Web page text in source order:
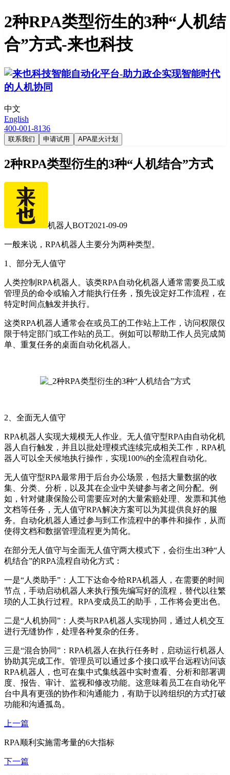
2种RPA类型衍生的3种“人机结
合”方式-来也科技
中文
English
400-001-8136
联系我们 申请试用 APA星火计划
2种RPA类型衍生的3种“人机结合”方式
机器人BOT2021-09-09
一般来说，RPA机器人主要分为两种类型。
1、部分无人值守
人类控制RPA机器人。该类RPA自动化机器人通常需要员工或
管理员的命令或输入才能执行任务，预先设定好工作流程，在
特定时间点触发并执行。
这类RPA机器人通常会在或员工的工作站上工作，访问权限仅
限于特定部门或工作站的员工。例如可以帮助工作人员完成简
单、重复任务的桌面自动化机器人。
2、全面无人值守
RPA机器人实现大规模无人作业。无人值守型RPA由自动化机
器人自行触发，并且以批处理模式连续完成相关工作，RPA机
器人可以全天候地执行操作，实现100%的全流程自动化。
无人值守型RPA最常用于后台办公场景，包括大量数据的收
集、分类、分析，以及其在企业中关键参与者之间分配。例
如，针对健康保险公司需要应对的大量索赔处理、发票和其他
文档等任务，无人值守RPA解决方案可以为其提供良好的服
务。自动化机器人通过参与到工作流程中的事件和操作，从而
使得文档和数据管理流程更为简化。
在部分无人值守与全面无人值守两大模式下，会衍生出3种“人
机结合”的RPA流程自动化方式：
一是“人类助手”：人工下达命令给RPA机器人，在需要的时间
节点，手动启动机器人来执行预先编写好的流程，替代以往繁
琐的人工执行过程。RPA变成员工的助手，工作将会更出色。
二是“人机协同”：人类与RPA机器人实现协同，通过人机交互
进行无缝协作，处理各种复杂的任务。
三是“混合协同”：RPA机器人在执行任务时，启动运行机器人
协助其完成工作。管理员可以通过多个接口或平台远程访问该
RPA机器人，也可在集中式集线器中实时查看、分析和部署调
度、报告、审计、监视和修改功能。这意味着员工在自动化平
台中具有更强的协作和沟通能力，有助于以跨组织的方式打破
功能和沟通孤岛。
上一篇
RPA顺利实施需考量的6大指标
下一篇